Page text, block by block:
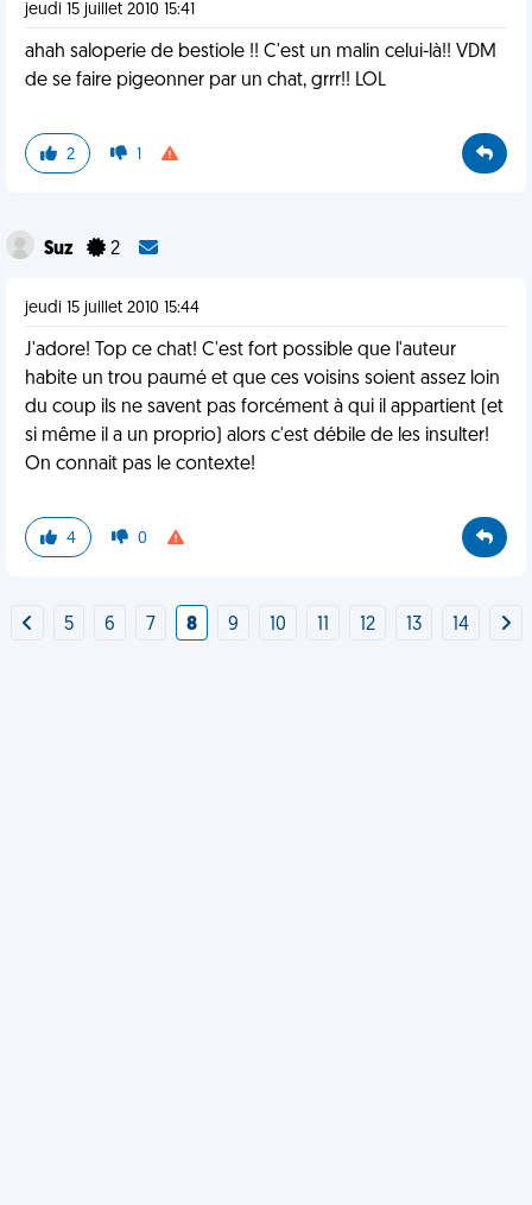
jeudi 15 juillet 2010 15:41
ahah saloperie de bestiole !! C'est un malin celui-là!! VDM
de se faire pigeonner par un chat, grrr!! LOL
2 1
Suz 2
jeudi 15 juillet 2010 15:44
J'adore! Top ce chat! C'est fort possible que l'auteur
habite un trou paumé et que ces voisins soient assez loin
du coup ils ne savent pas forcément à qui il appartient (et
si même il a un proprio) alors c'est débile de les insulter!
On connait pas le contexte!
4 0
5 6 7 8 9 10 12 13 14